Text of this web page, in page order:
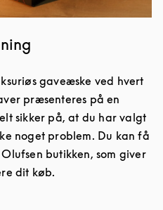
gaveæske ved hvert
præsenteres på en
sikker på, at du har valgt
noget problem. Du kan få
butikken, som giver
dit køb.